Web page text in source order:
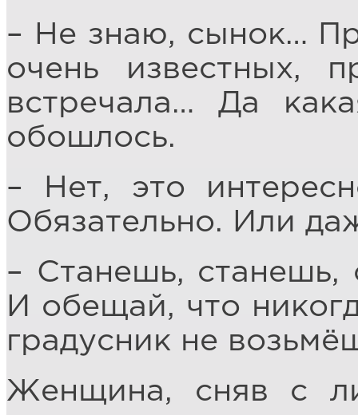
– Не знаю, сынок…
очень известных,
встречала… Да
обошлось.
– Нет, это
Обязательно. Или
– Станешь, станешь,
И обещай, что
градусник не
Женщина, сняв с